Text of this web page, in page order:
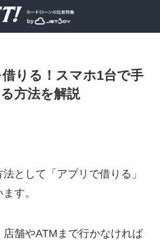
りる！スマホ1台で手
方法を解説
として「アプリで借りる」
す。
舗やATMまで行かなければ